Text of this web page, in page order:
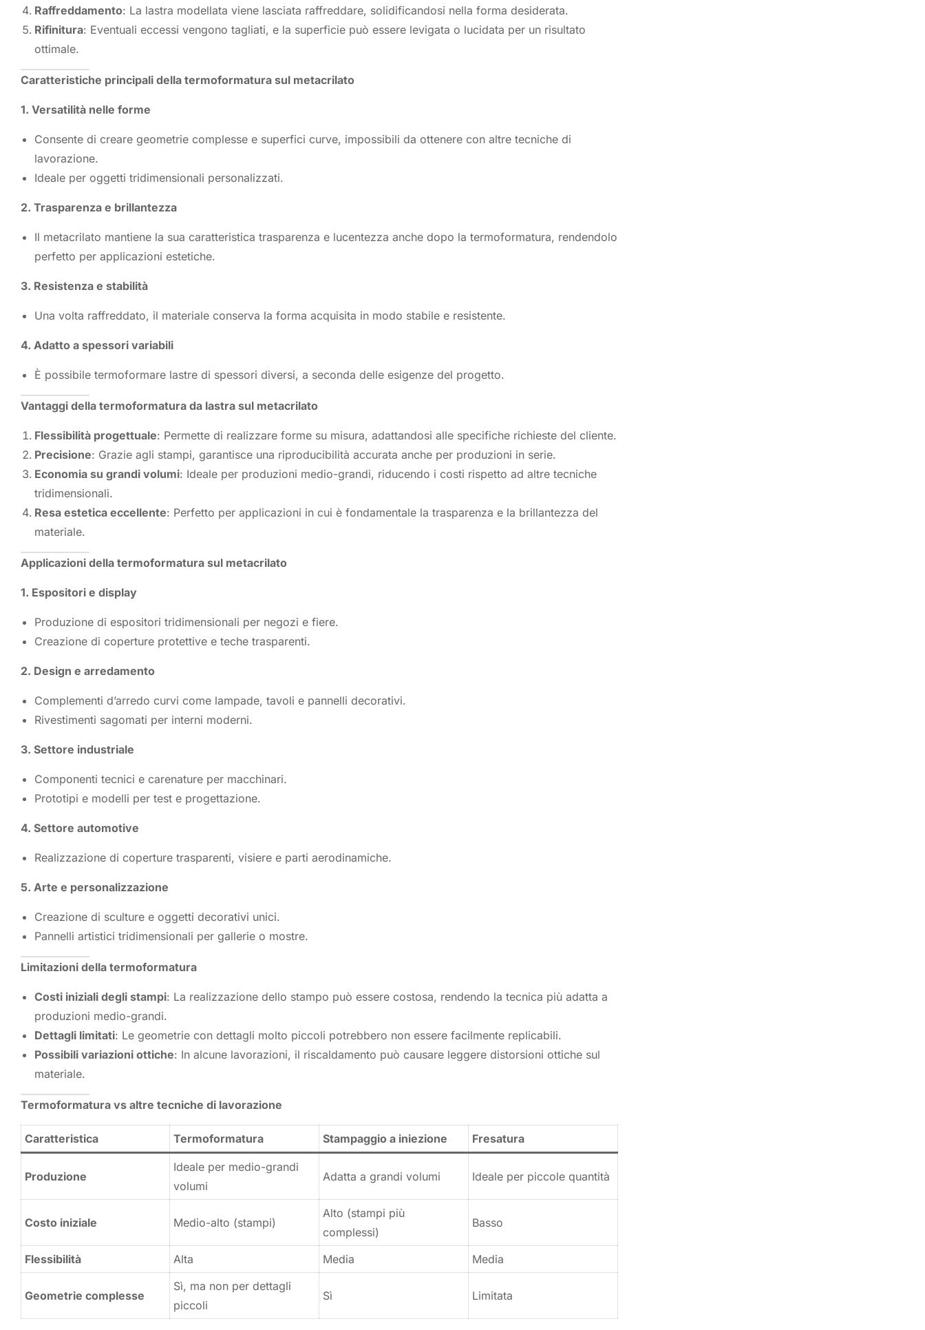
Raffreddamento: La lastra modellata viene lasciata raffreddare, solidificandosi nella forma desiderata.
Rifinitura: Eventuali eccessi vengono tagliati, e la superficie può essere levigata o lucidata per un risultato
ottimale.
Caratteristiche principali della termoformatura sul metacrilato
1. Versatilità nelle forme
Consente di creare geometrie complesse e superfici curve, impossibili da ottenere con altre tecniche di
lavorazione.
Ideale per oggetti tridimensionali personalizzati.
2. Trasparenza e brillantezza
Il metacrilato mantiene la sua caratteristica trasparenza e lucentezza anche dopo la termoformatura, rendendolo
perfetto per applicazioni estetiche.
3. Resistenza e stabilità
Una volta raffreddato, il materiale conserva la forma acquisita in modo stabile e resistente.
4. Adatto a spessori variabili
È possibile termoformare lastre di spessori diversi, a seconda delle esigenze del progetto.
Vantaggi della termoformatura da lastra sul metacrilato
Flessibilità progettuale: Permette di realizzare forme su misura, adattandosi alle specifiche richieste del cliente.
Precisione: Grazie agli stampi, garantisce una riproducibilità accurata anche per produzioni in serie.
Economia su grandi volumi: Ideale per produzioni medio-grandi, riducendo i costi rispetto ad altre tecniche
tridimensionali.
Resa estetica eccellente: Perfetto per applicazioni in cui è fondamentale la trasparenza e la brillantezza del
materiale.
Applicazioni della termoformatura sul metacrilato
1. Espositori e display
Produzione di espositori tridimensionali per negozi e fiere.
Creazione di coperture protettive e teche trasparenti.
2. Design e arredamento
Complementi d’arredo curvi come lampade, tavoli e pannelli decorativi.
Rivestimenti sagomati per interni moderni.
3. Settore industriale
Componenti tecnici e carenature per macchinari.
Prototipi e modelli per test e progettazione.
4. Settore automotive
Realizzazione di coperture trasparenti, visiere e parti aerodinamiche.
5. Arte e personalizzazione
Creazione di sculture e oggetti decorativi unici.
Pannelli artistici tridimensionali per gallerie o mostre.
Limitazioni della termoformatura
Costi iniziali degli stampi: La realizzazione dello stampo può essere costosa, rendendo la tecnica più adatta a
produzioni medio-grandi.
Dettagli limitati: Le geometrie con dettagli molto piccoli potrebbero non essere facilmente replicabili.
Possibili variazioni ottiche: In alcune lavorazioni, il riscaldamento può causare leggere distorsioni ottiche sul
materiale.
Termoformatura vs altre tecniche di lavorazione
Caratteristica Termoformatura Stampaggio a iniezione Fresatura
Produzione
Ideale per medio-grandi
volumi
Adatta a grandi volumi Ideale per piccole quantità
Costo iniziale Medio-alto (stampi)
Alto (stampi più
complessi)
Basso
Flessibilità Alta Media Media
Geometrie complesse
Sì, ma non per dettagli
piccoli
Sì Limitata